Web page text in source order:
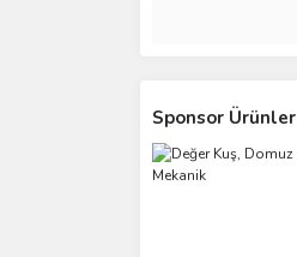
Sponsor Ürünler